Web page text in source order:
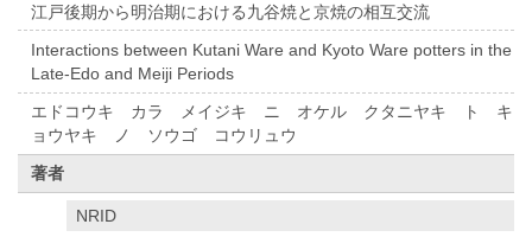
江戸後期から明治期における九谷焼と京焼の相互交流
Interactions between Kutani Ware and Kyoto Ware potters in the
Late-Edo and Meiji Periods
エドコウキ カラ メイジキ ニ オケル クタニヤキ ト キ
ョウヤキ ノ ソウゴ コウリュウ
著者
NRID